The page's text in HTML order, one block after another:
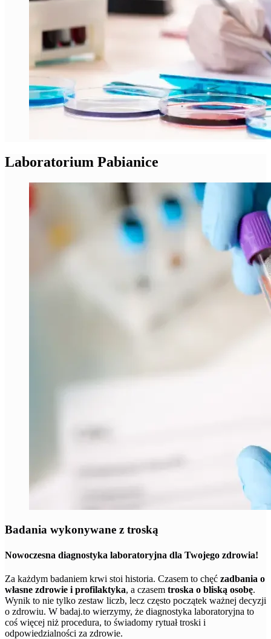
Laboratorium Pabianice
Badania wykonywane z troską
Nowoczesna diagnostyka laboratoryjna dla Twojego zdrowia!
Za każdym badaniem krwi stoi historia. Czasem to chęć zadbania o
własne zdrowie i profilaktyka, a czasem troska o bliską osobę.
Wynik to nie tylko zestaw liczb, lecz często początek ważnej decyzji
o zdrowiu. W badaj.to wierzymy, że diagnostyka laboratoryjna to
coś więcej niż procedura, to świadomy rytuał troski i
odpowiedzialności za zdrowie.